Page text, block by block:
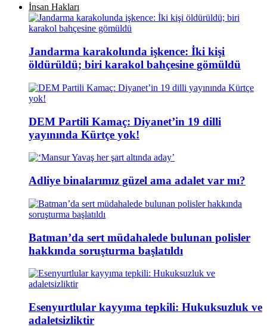
İnsan Hakları
Jandarma karakolunda işkence: İki kişi
öldürüldü; biri karakol bahçesine gömüldü
DEM Partili Kamaç: Diyanet’in 19 dilli
yayınında Kürtçe yok!
Adliye binalarımız güzel ama adalet var mı?
Batman’da sert müdahalede bulunan polisler
hakkında soruşturma başlatıldı
Esenyurtlular kayyıma tepkili: Hukuksuzluk ve
adaletsizliktir